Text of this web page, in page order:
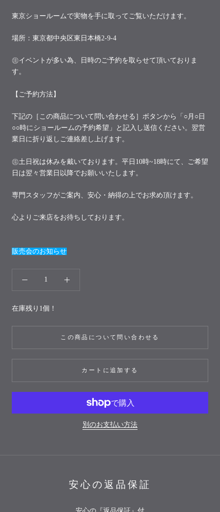
東京ショールームで実物を手に取ってご覧いただけます。
場所：東京都中央区東日本橋2-9-4
㊟イベントが多い為、日時のご予約を取らせて頂いておりま
す。
【ご予約方法】
下記の［この商品について問い合わせる］ボタンから「○月○日
○○時にショールームの予約希望」と記入し送信ください。翌営
業日に折り返しご連絡差し上げます。
㊟土日祝は休みを戴いております。平日10時~18時にて、ご希望
日は翌々営業日以降でお願いいたします。
専門スタッフがご案内、安心・納得の上でお求め頂けます。
心よりご来店をお待ちしております。
販売会のお知らせ
在庫残り1個！
この商品について問い合わせる
カートに追加する
別のお支払い方法
安心の返品保証